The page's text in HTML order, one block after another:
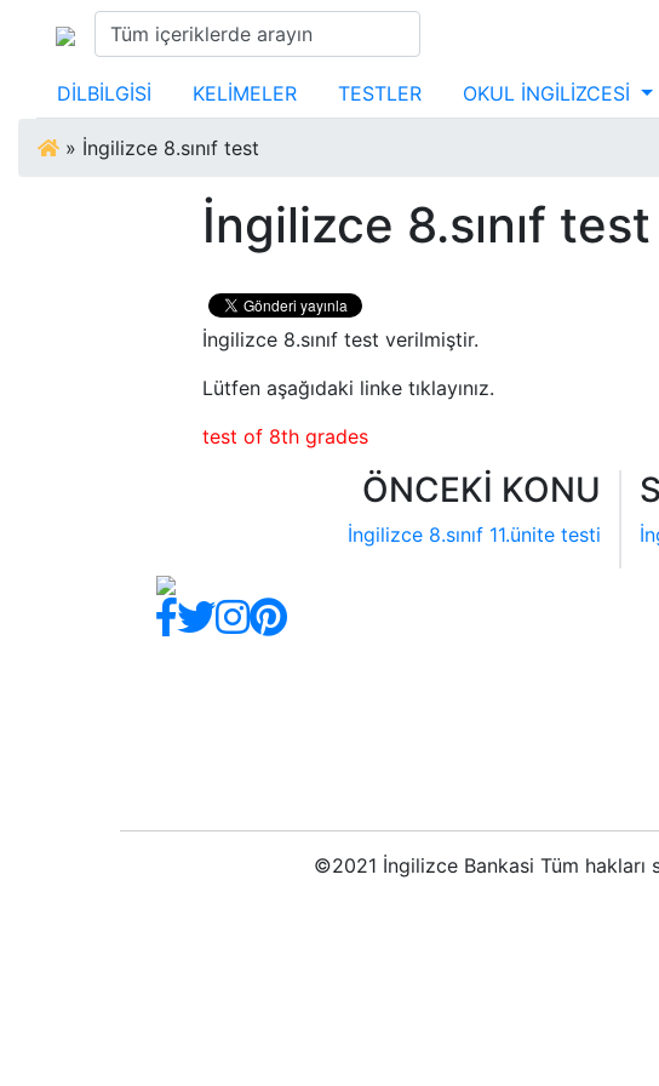
DİLBİLGİSİ KELİMELER TESTLER OKUL İNGİLİZCESİ
» İngilizce 8.sınıf test
İngilizce 8.sınıf test
İngilizce 8.sınıf test verilmiştir.
Lütfen aşağıdaki linke tıklayınız.
test of 8th grades
ÖNCEKİ KONU
İngilizce 8.sınıf 11.ünite testi
©2021 İngilizce Bankasi Tüm hakları